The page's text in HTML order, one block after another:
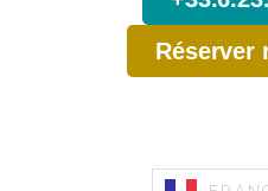
Réserver